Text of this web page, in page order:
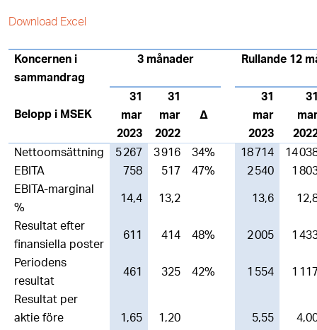
Download Excel
Koncernen i
sammandrag
3 månader Rullande 12
Belopp i MSEK
31
mar
2023
31
mar
2022
∆
31
mar
2023
Nettoomsättning
5 267 3 916 34% 18 714
14
EBITA
758 517 47% 2 540
1
EBITA-marginal
%
14,4 13,2 13,6
Resultat efter
finansiella poster
611 414 48% 2 005 1
Periodens
resultat
461 325 42% 1 554 1
Resultat per
aktie före
1,65 1,20 5,55